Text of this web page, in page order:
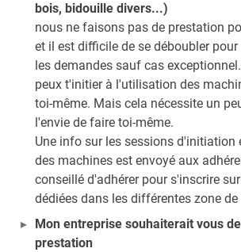
bois, bidouille divers...)
nous ne faisons pas de prestation
et il est difficile de se déboubler
les demandes sauf cas
peux t'initier à l'utilisation des
toi-même. Mais cela nécessite un
l'envie de faire toi-même.
Une info sur les sessions d'initiation
des machines est envoyé aux
conseillé d'adhérer pour s'inscrire
dédiées dans les différentes zone de
Mon entreprise souhaiterait vous
prestation